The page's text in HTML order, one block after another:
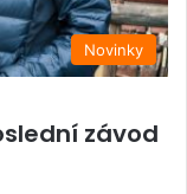
Novinky
závod